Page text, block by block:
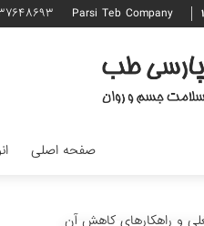
Parsi Teb Company ۰۵۱-
صفحه اصلی